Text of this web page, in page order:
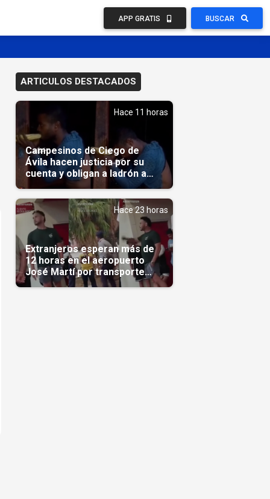
APP GRATIS BUSCAR
ARTICULOS DESTACADOS
Hace 11 horas
Campesinos de Ciego de
Ávila hacen justicia por su
cuenta y obligan a ladrón a
comerse el maíz robado
(Video)
Hace 23 horas
Extranjeros esperan más de
12 horas en el aeropuerto
José Martí por transporte
reservado semanas